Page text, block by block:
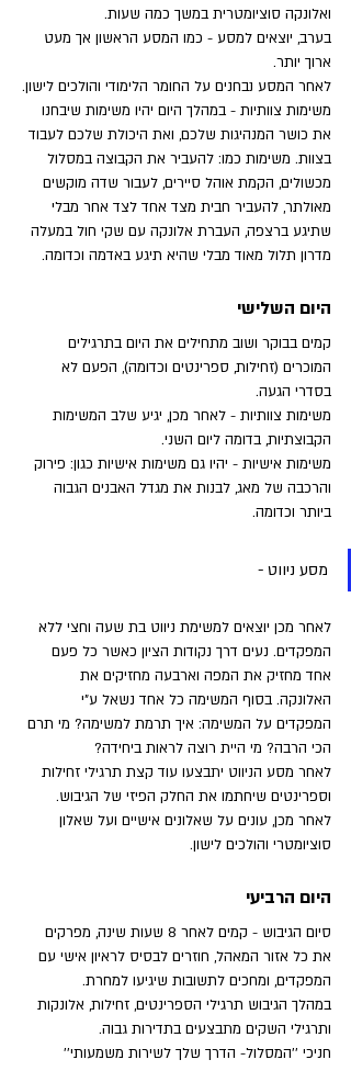
ואלונקה סוציומטרית במשך כמה שעות.
בערב, יוצאים למסע - כמו המסע הראשון אך מעט
ארוך יותר.
לאחר המסע נבחנים על החומר הלימודי והולכים לישון.
משימות צוותיות - במהלך היום יהיו משימות שיבחנו
את כושר המנהיגות שלכם, ואת היכולת שלכם לעבוד
בצוות. משימות כמו: להעביר את הקבוצה במסלול
מכשולים, הקמת אוהל סיירים, לעבור שדה מוקשים
מאולתר, להעביר חבית מצד אחד לצד אחר מבלי
שתיגע ברצפה, העברת אלונקה עם שקי חול במעלה
מדרון תלול מאוד מבלי שהיא תיגע באדמה וכדומה.
היום השלישי
קמים בבוקר ושוב מתחילים את היום בתרגילים
המוכרים (זחילות, ספרינטים וכדומה), הפעם לא
בסדרי הגעה.
משימות צוותיות - לאחר מכן, יגיע שלב המשימות
הקבוצתיות, בדומה ליום השני.
משימות אישיות - יהיו גם משימות אישיות כגון: פירוק
והרכבה של מאג, לבנות את מגדל האבנים הגבוה
ביותר וכדומה.
מסע ניווט -
לאחר מכן יוצאים למשימת ניווט בת שעה וחצי ללא
המפקדים. נעים דרך נקודות הציון כאשר כל פעם
אחד מחזיק את המפה וארבעה מחזיקים את
האלונקה. בסוף המשימה כל אחד נשאל ע”י
המפקדים על המשימה: איך תרמת למשימה? מי תרם
הכי הרבה? מי היית רוצה לראות ביחידה?
לאחר מסע הניווט יתבצעו עוד קצת תרגילי זחילות
וספרינטים שיחתמו את החלק הפיזי של הגיבוש.
לאחר מכן, עונים על שאלונים אישיים ועל שאלון
סוציומטרי והולכים לישון.
היום הרביעי
סיום הגיבוש - קמים לאחר 8 שעות שינה, מפרקים
את כל אזור המאהל, חוזרים לבסיס לראיון אישי עם
המפקדים, ומחכים לתשובות שיגיעו למחרת.
במהלך הגיבוש תרגילי הספרינטים, זחילות, אלונקות
ותרגילי השקים מתבצעים בתדירות גבוה.
חניכי ''המסלול- הדרך שלך לשירות משמעותי''